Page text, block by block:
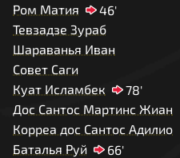
Ром Матия
46'
Тевзадзе Зураб
Шараванья Иван
Совет Саги
Куат Исламбек
78'
Дос Сантос Мартинс Жиан
Корреа дос Сантос Адилио
Баталья Руй
66'